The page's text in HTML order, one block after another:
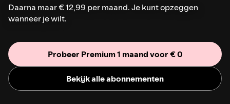
Daarna maar € 12,99 per maand. Je kunt opzeggen
wanneer je wilt.
Probeer Premium 1 maand voor € 0
Bekijk alle abonnementen